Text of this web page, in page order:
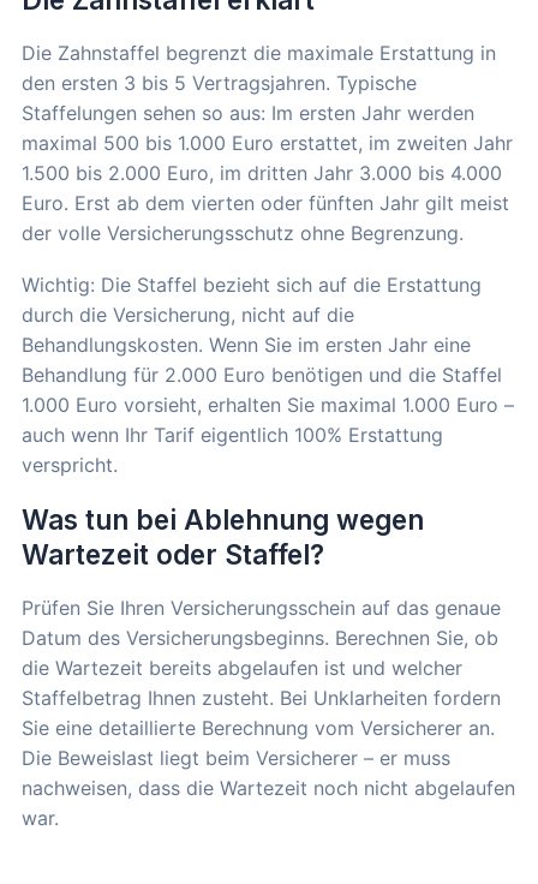
Die Zahnstaffel begrenzt die maximale Erstattung in
den ersten 3 bis 5 Vertragsjahren. Typische
Staffelungen sehen so aus: Im ersten Jahr werden
maximal 500 bis 1.000 Euro erstattet, im zweiten Jahr
1.500 bis 2.000 Euro, im dritten Jahr 3.000 bis 4.000
Euro. Erst ab dem vierten oder fünften Jahr gilt meist
der volle Versicherungsschutz ohne Begrenzung.
Wichtig: Die Staffel bezieht sich auf die Erstattung
durch die Versicherung, nicht auf die
Behandlungskosten. Wenn Sie im ersten Jahr eine
Behandlung für 2.000 Euro benötigen und die Staffel
1.000 Euro vorsieht, erhalten Sie maximal 1.000 Euro –
auch wenn Ihr Tarif eigentlich 100% Erstattung
verspricht.
Was tun bei Ablehnung wegen
Wartezeit oder Staffel?
Prüfen Sie Ihren Versicherungsschein auf das genaue
Datum des Versicherungsbeginns. Berechnen Sie, ob
die Wartezeit bereits abgelaufen ist und welcher
Staffelbetrag Ihnen zusteht. Bei Unklarheiten fordern
Sie eine detaillierte Berechnung vom Versicherer an.
Die Beweislast liegt beim Versicherer – er muss
nachweisen, dass die Wartezeit noch nicht abgelaufen
war.